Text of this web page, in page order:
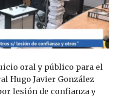
oral y público para el
Hugo Javier González
lesión de confianza y